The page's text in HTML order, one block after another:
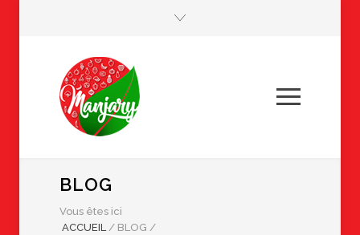
BLOG
Vous êtes ici
ACCUEIL / BLOG /